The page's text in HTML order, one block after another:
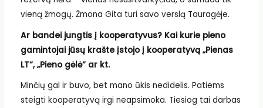
vieną žmogų. Žmona Gita turi savo verslą Tauragėje.
Ar bandei jungtis į kooperatyvus? Kai kurie pieno
gamintojai jūsų krašte įstojo į kooperatyvą „Pienas
LT“, „Pieno gėlė“ ar kt.
Minčių gal ir buvo, bet mano ūkis nedidelis. Patiems
steigti kooperatyvą irgi neapsimoka. Tiesiog tai darbas